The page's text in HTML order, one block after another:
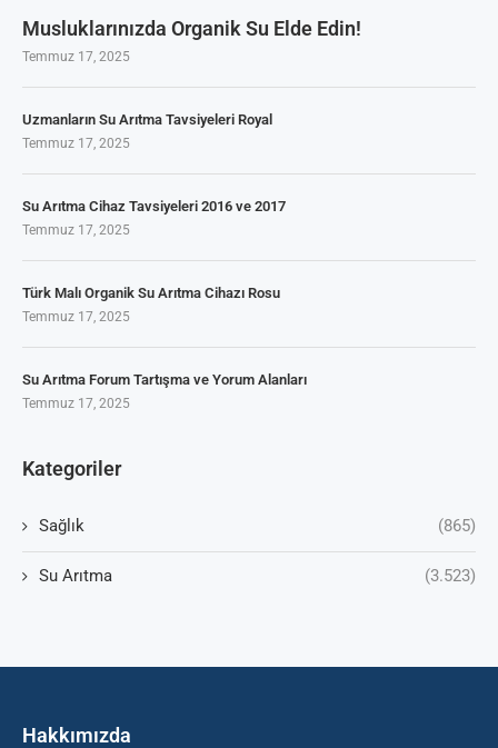
Musluklarınızda Organik Su Elde Edin!
Temmuz 17, 2025
Uzmanların Su Arıtma Tavsiyeleri Royal
Temmuz 17, 2025
Su Arıtma Cihaz Tavsiyeleri 2016 ve 2017
Temmuz 17, 2025
Türk Malı Organik Su Arıtma Cihazı Rosu
Temmuz 17, 2025
Su Arıtma Forum Tartışma ve Yorum Alanları
Temmuz 17, 2025
Kategoriler
Sağlık (865)
Su Arıtma (3.523)
Hakkımızda